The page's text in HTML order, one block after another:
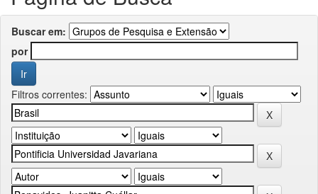
Buscar em:
por
Filtros correntes: